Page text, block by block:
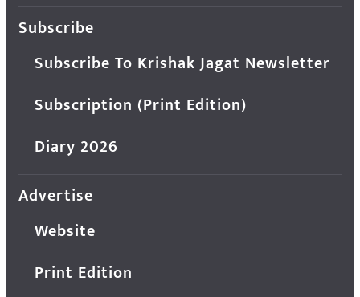
Subscribe
Subscribe To Krishak Jagat Newsletter
Subscription (Print Edition)
Diary 2026
Advertise
Website
Print Edition